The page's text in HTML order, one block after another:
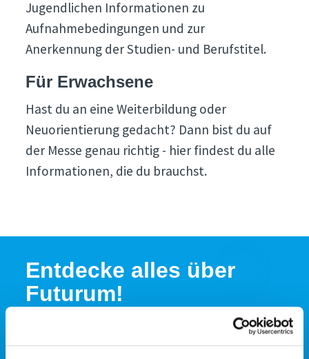
Jugendlichen Informationen zu
Aufnahmebedingungen und zur
Anerkennung der Studien- und Berufstitel.
Für Erwachsene
Hast du an eine Weiterbildung oder
Neuorientierung gedacht? Dann bist du auf
der Messe genau richtig - hier findest du alle
Informationen, die du brauchst.
Entdecke alles über
Futurum!
Autonomen Provinz Bozen, Amt für